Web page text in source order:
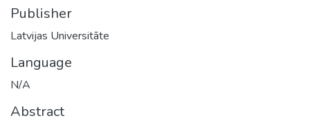
Publisher
Latvijas Universitāte
Language
N/A
Abstract